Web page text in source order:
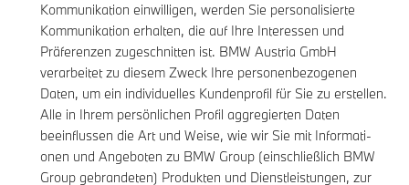
Kommunikation einwilligen, werden Sie personalisierte
Kommunikation erhalten, die auf Ihre Interessen und
Präferenzen zugeschnitten ist. BMW Austria GmbH
verarbeitet zu diesem Zweck Ihre personenbezogenen
Daten, um ein individuelles Kundenprofil für Sie zu erstellen.
Alle in Ihrem persönlichen Profil aggregierten Daten
beeinflussen die Art und Weise, wie wir Sie mit Informati-
onen und Angeboten zu BMW Group (einschließlich BMW
Group gebrandeten) Produkten und Dienstleistungen, zur